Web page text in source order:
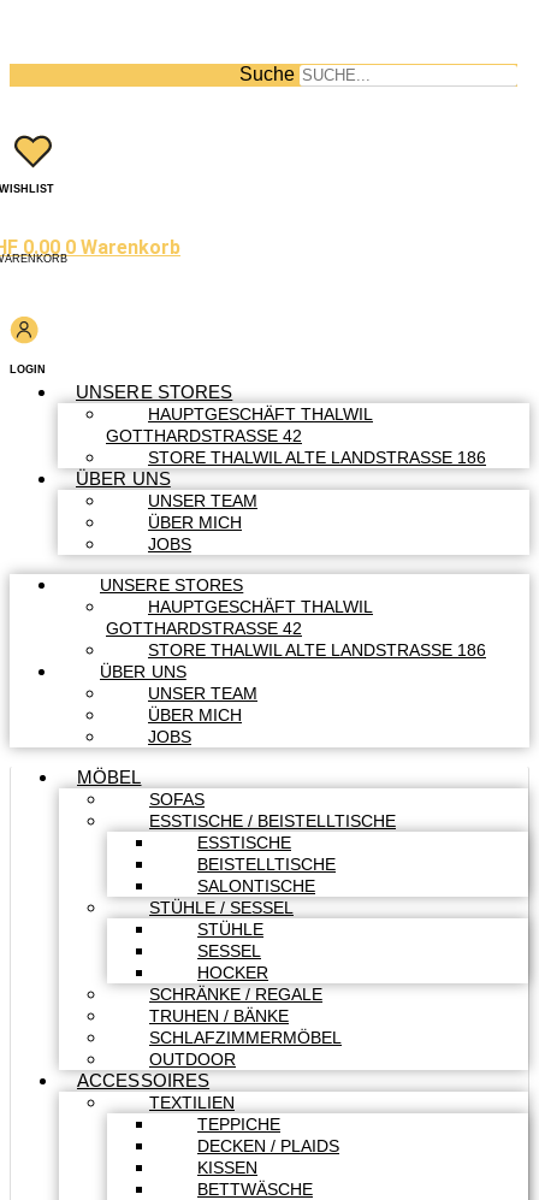
Suche
WISHLIST
0.00 0 Warenkorb
LOGIN
UNSERE STORES
HAUPTGESCHÄFT THALWIL
GOTTHARDSTRASSE 42
STORE THALWIL ALTE LANDSTRASSE 186
ÜBER UNS
UNSER TEAM
ÜBER MICH
JOBS
UNSERE STORES
HAUPTGESCHÄFT THALWIL
GOTTHARDSTRASSE 42
STORE THALWIL ALTE LANDSTRASSE 186
ÜBER UNS
UNSER TEAM
ÜBER MICH
JOBS
MÖBEL
SOFAS
ESSTISCHE / BEISTELLTISCHE
ESSTISCHE
BEISTELLTISCHE
SALONTISCHE
STÜHLE / SESSEL
STÜHLE
SESSEL
HOCKER
SCHRÄNKE / REGALE
TRUHEN / BÄNKE
SCHLAFZIMMERMÖBEL
OUTDOOR
ACCESSOIRES
TEXTILIEN
TEPPICHE
DECKEN / PLAIDS
KISSEN
BETTWÄSCHE